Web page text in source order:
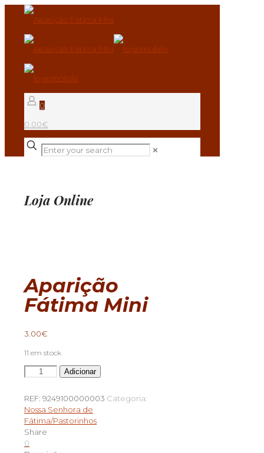
0
0.00€
✕
Loja Online
Aparição
Fátima Mini
3.00€
11 em stock
Quantidade
de
Fátima
Mini
Adicionar
REF: 9249100000003 Categoria:
Nossa Senhora de
Fátima/Pastorinhos
Share
0